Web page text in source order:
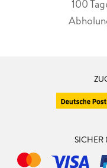
100
SICHER